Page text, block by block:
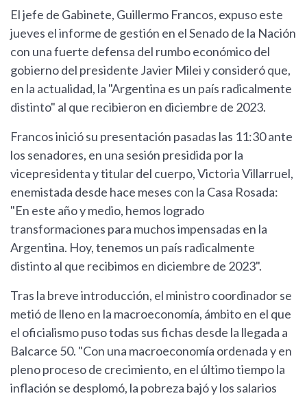
El jefe de Gabinete, Guillermo Francos, expuso este
jueves el informe de gestión en el Senado de la Nación
con una fuerte defensa del rumbo económico del
gobierno del presidente Javier Milei y consideró que,
en la actualidad, la "Argentina es un país radicalmente
distinto" al que recibieron en diciembre de 2023.
Francos inició su presentación pasadas las 11:30 ante
los senadores, en una sesión presidida por la
vicepresidenta y titular del cuerpo, Victoria Villarruel,
enemistada desde hace meses con la Casa Rosada:
"En este año y medio, hemos logrado
transformaciones para muchos impensadas en la
Argentina. Hoy, tenemos un país radicalmente
distinto al que recibimos en diciembre de 2023".
Tras la breve introducción, el ministro coordinador se
metió de lleno en la macroeconomía, ámbito en el que
el oficialismo puso todas sus fichas desde la llegada a
Balcarce 50. "Con una macroeconomía ordenada y en
pleno proceso de crecimiento, en el último tiempo la
inflación se desplomó, la pobreza bajó y los salarios